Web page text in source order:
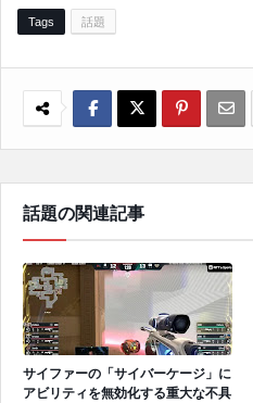
Tags 話題
話題の関連記事
サイファーの「サイバーケージ」に
アビリティを無効化する重大な不具